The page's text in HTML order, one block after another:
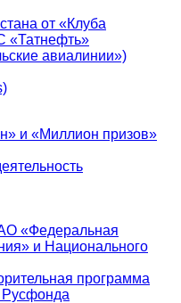
от «Клуба
«Татнефть»
авиалинии»)
и «Миллион призов»
«Федеральная
и Национального
программа